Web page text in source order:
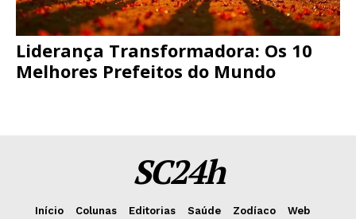
Liderança Transformadora: Os 10
Melhores Prefeitos do Mundo
SC24h
Início Colunas Editorias Saúde Zodíaco
Web